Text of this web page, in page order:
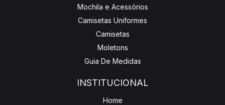
Mochila e Acessórios
Camisetas Uniformes
Camisetas
Moletons
Guia De Medidas
INSTITUCIONAL
Home